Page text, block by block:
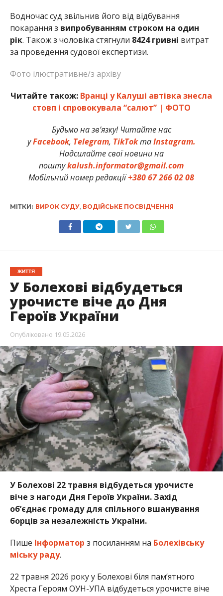
Водночас суд звільнив його від відбування
покарання з випробуванням строком на один
рік. Також з чоловіка стягнули 8424 гривні витрат
за проведення судової експертизи.
Фото ілюстративне/з архіву
Читайте також: Вранці у Калуші автівка знесла
стовп і спровокувала “салют” | ФОТО
Будьмо на зв’язку! Читайте нас
уFacebook, Telegram, TikTokтаInstagram.
Надсилайте свої новини на
поштуkalush.informator@gmail.com
Мобільний номер редакції+380 67 266 02 08
МІТКИ: ВИРОК СУДУ, ВОДІЙСЬКЕ ПОСВІДЧЕННЯ
ЖИТТЯ
У Болехові відбудеться
урочисте віче до Дня
Героїв України
Опубліковано 19.05.2026
У Болехові 22 травня відбудеться урочисте
віче з нагоди Дня Героїв України. Захід
об’єднає громаду для спільного вшанування
борців за незалежність України.
Пише Інформатор з посиланням на Болехівську
міську раду.
22 травня 2026 року у Болехові біля пам’ятного
Хреста Героям ОУН-УПА відбудеться урочисте віче